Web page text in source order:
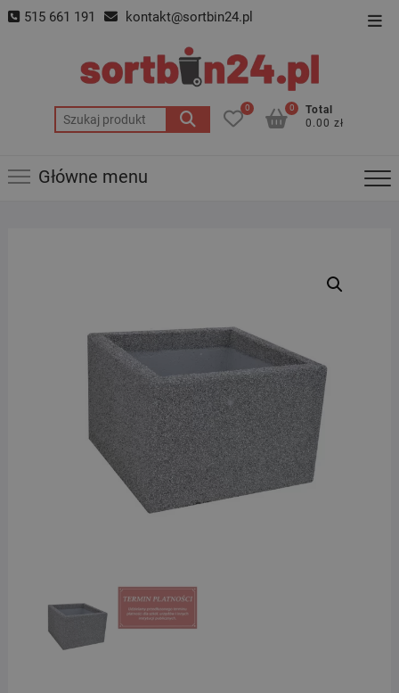
Skip 515 661 191 kontakt@sortbin24.pl
Szukaj:
0
Total
0.00 zł
0
Główne menu